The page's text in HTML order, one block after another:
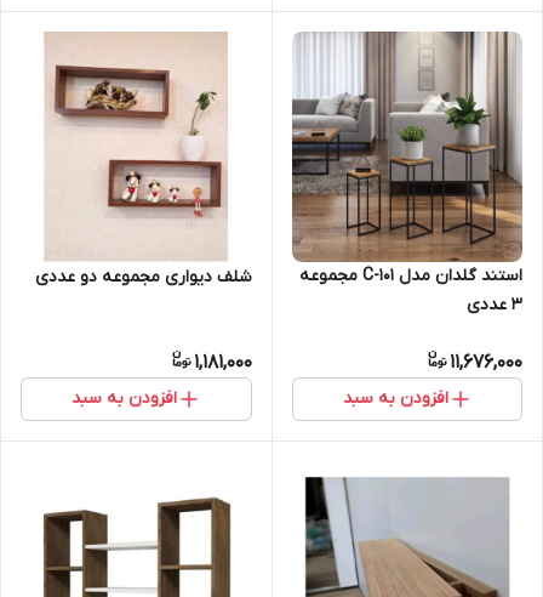
استند گلدان مدل C-101 مجموعه
3 عددی
11,676,000
افزودن به سبد
شلف دیواری مجموعه دو عددی
1,181,000
افزودن به سبد